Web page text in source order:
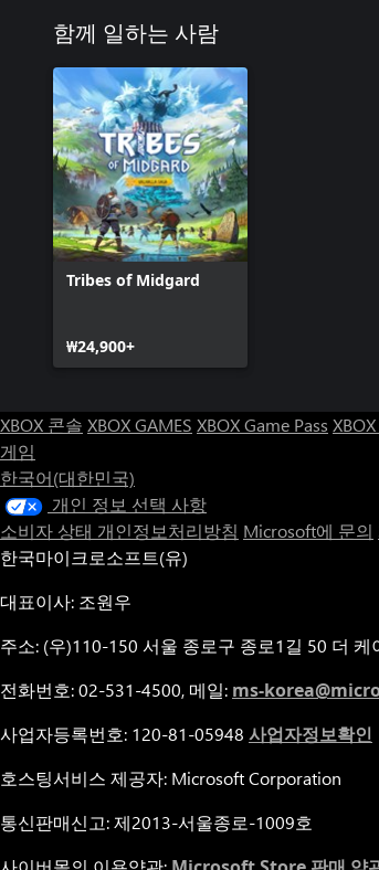
함께 일하는 사람
Tribes of Midgard
₩24,900+
XBOX 콘솔 XBOX GAMES XBOX Game Pass
게임
한국어(대한민국)
개인 정보 선택 사항
소비자 상태 개인정보처리방침 Microsoft에 문의
한국마이크로소프트(유)
대표이사: 조원우
주소: (우)110-150 서울 종로구 종로1길 50 더 케
전화번호: 02-531-4500, 메일: ms-
사업자등록번호: 120-81-05948 사업자정보확인
호스팅서비스 제공자: Microsoft Corporation
통신판매신고: 제2013-서울종로-1009호